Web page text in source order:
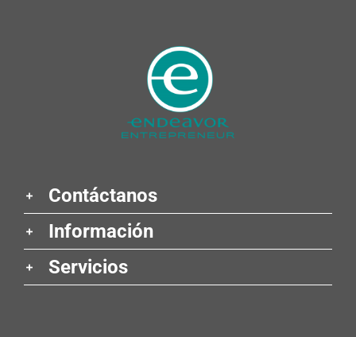
Contáctanos
Información
Servicios